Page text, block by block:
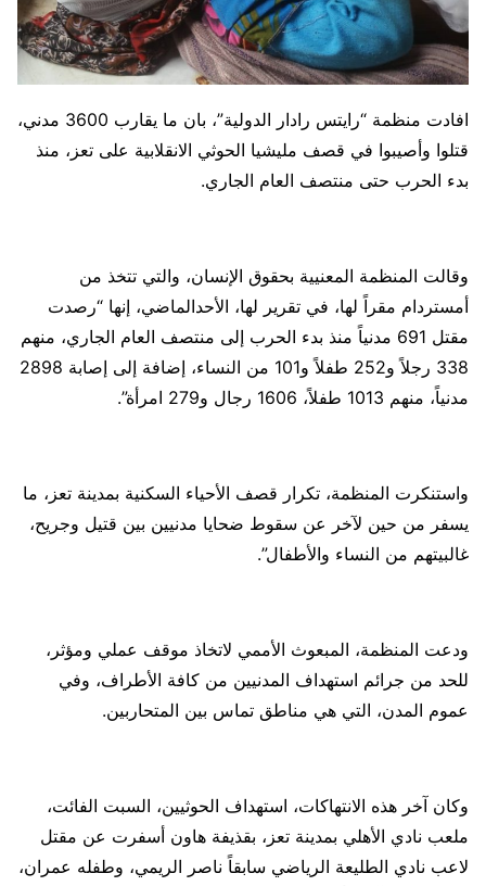
افادت منظمة “رايتس رادار الدولية”، بان ما يقارب 3600 مدني،
قتلوا وأصيبوا في قصف مليشيا الحوثي الانقلابية على تعز، منذ
بدء الحرب حتى منتصف العام الجاري.
وقالت المنظمة المعنيية بحقوق الإنسان، والتي تتخذ من
أمستردام مقراً لها، في تقرير لها، الأحدالماضي، إنها “رصدت
مقتل 691 مدنياً منذ بدء الحرب إلى منتصف العام الجاري، منهم
338 رجلاً و252 طفلاً و101 من النساء، إضافة إلى إصابة 2898
مدنياً، منهم 1013 طفلاً، 1606 رجال و279 امرأة”.
واستنكرت المنظمة، تكرار قصف الأحياء السكنية بمدينة تعز، ما
يسفر من حين لآخر عن سقوط ضحايا مدنيين بين قتيل وجريح،
غالبيتهم من النساء والأطفال”.
ودعت المنظمة، المبعوث الأممي لاتخاذ موقف عملي ومؤثر،
للحد من جرائم استهداف المدنيين من كافة الأطراف، وفي
عموم المدن، التي هي مناطق تماس بين المتحاربين.
وكان آخر هذه الانتهاكات، استهداف الحوثيين، السبت الفائت،
ملعب نادي الأهلي بمدينة تعز، بقذيفة هاون أسفرت عن مقتل
لاعب نادي الطليعة الرياضي سابقاً ناصر الريمي، وطفله عمران،